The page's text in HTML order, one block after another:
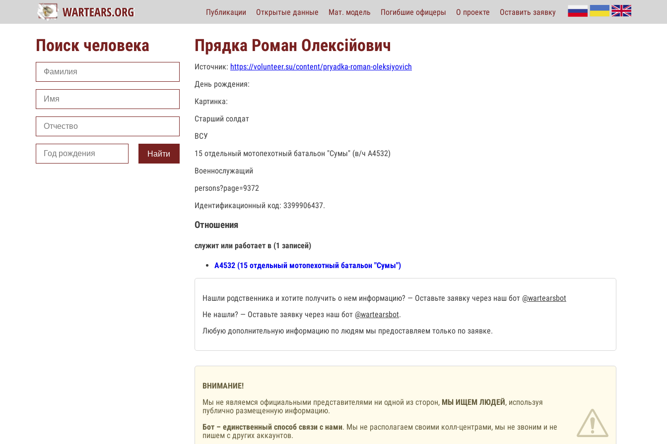
Публикации Открытые данные Мат. модель Погибшие офицеры О проекте Оставить заявку
Поиск человека
Найти
Прядка Роман Олексійович
Источник: https://volunteer.su/content/pryadka-roman-oleksiyovich
День рождения:
Картинка:
Старший солдат
ВСУ
15 отдельный мотопехотный батальон "Сумы" (в/ч А4532)
Военнослужащий
persons?page=9372
Идентификационный код: 3399906437.
Отношения
служит или работает в (1 записей)
А4532 (15 отдельный мотопехотный батальон "Сумы")
Нашли родственника и хотите получить о нем информацию? — Оставьте заявку через наш бот @wartearsbot
Не нашли? — Оставьте заявку через наш бот @wartearsbot.
Любую дополнительную информацию по людям мы предоставляем только по заявке.
ВНИМАНИЕ!
Мы не являемся официальными представителями ни одной из сторон, МЫ ИЩЕМ ЛЮДЕЙ, используя
публично размещенную информацию.
Бот – единственный способ связи с нами. Мы не располагаем своими колл-центрами, мы не звоним и не
пишем с других аккаунтов.